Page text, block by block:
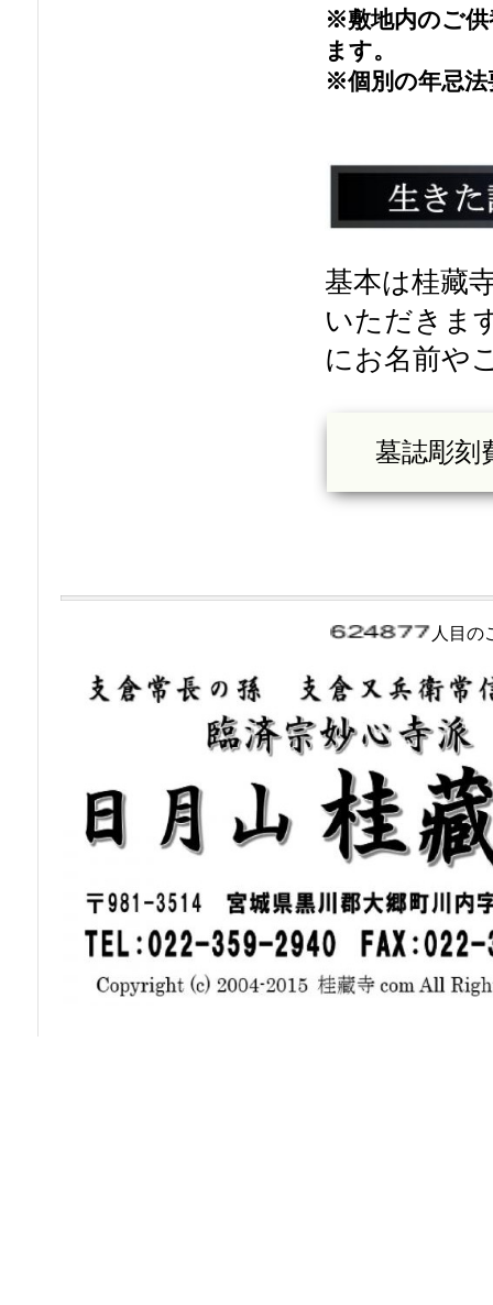
※敷地内のご供
ます。
※個別の年忌法
基本は桂藏
いただきま
にお名前や
墓誌彫刻
人目の